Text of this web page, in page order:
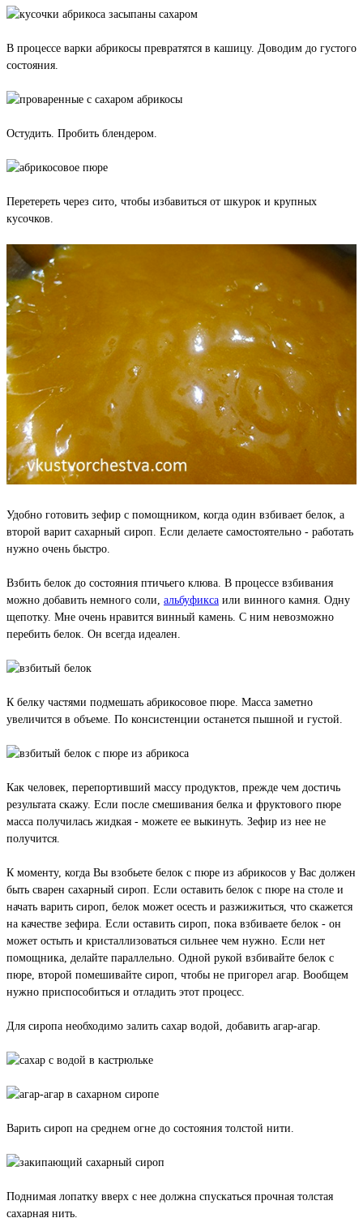
В процессе варки абрикосы превратятся в кашицу. Доводим до густого
состояния.
Остудить. Пробить блендером.
Перетереть через сито, чтобы избавиться от шкурок и крупных
кусочков.
Удобно готовить зефир с помощником, когда один взбивает белок, а
второй варит сахарный сироп. Если делаете самостоятельно - работать
нужно очень быстро.
Взбить белок до состояния птичьего клюва. В процессе взбивания
можно добавить немного соли, альбуфикса или винного камня. Одну
щепотку. Мне очень нравится винный камень. С ним невозможно
перебить белок. Он всегда идеален.
К белку частями подмешать абрикосовое пюре. Масса заметно
увеличится в объеме. По консистенции останется пышной и густой.
Как человек, перепортивший массу продуктов, прежде чем достичь
результата скажу. Если после смешивания белка и фруктового пюре
масса получилась жидкая - можете ее выкинуть. Зефир из нее не
получится.
К моменту, когда Вы взобьете белок с пюре из абрикосов у Вас должен
быть сварен сахарный сироп. Если оставить белок с пюре на столе и
начать варить сироп, белок может осесть и разжижиться, что скажется
на качестве зефира. Если оставить сироп, пока взбиваете белок - он
может остыть и кристаллизоваться сильнее чем нужно. Если нет
помощника, делайте параллельно. Одной рукой взбивайте белок с
пюре, второй помешивайте сироп, чтобы не пригорел агар. Вообщем
нужно приспособиться и отладить этот процесс.
Для сиропа необходимо залить сахар водой, добавить агар-агар.
Варить сироп на среднем огне до состояния толстой нити.
Поднимая лопатку вверх с нее должна спускаться прочная толстая
сахарная нить.